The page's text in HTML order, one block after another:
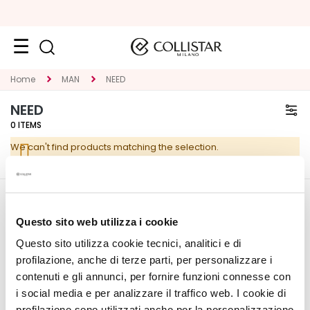
Questo sito web utilizza i cookie
Questo sito utilizza cookie tecnici, analitici e di
profilazione, anche di terze parti, per personalizzare i
contenuti e gli annunci, per fornire funzioni connesse con
i social media e per analizzare il traffico web. I cookie di
Face
C
A
T
E
G
Y
S
p
e
c
Home MAN NEED
NEED
0 ITEMS
We can't find products matching the selection.
Contact
Accessibility Statement
Address Book
My Orders
My Wishlist
My Returns